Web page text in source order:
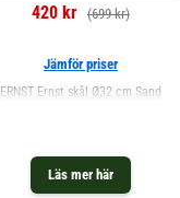
420 kr (699 kr)
Läs mer här
Jämför priser
ERNST Ernst skål Ø32 cm Sand